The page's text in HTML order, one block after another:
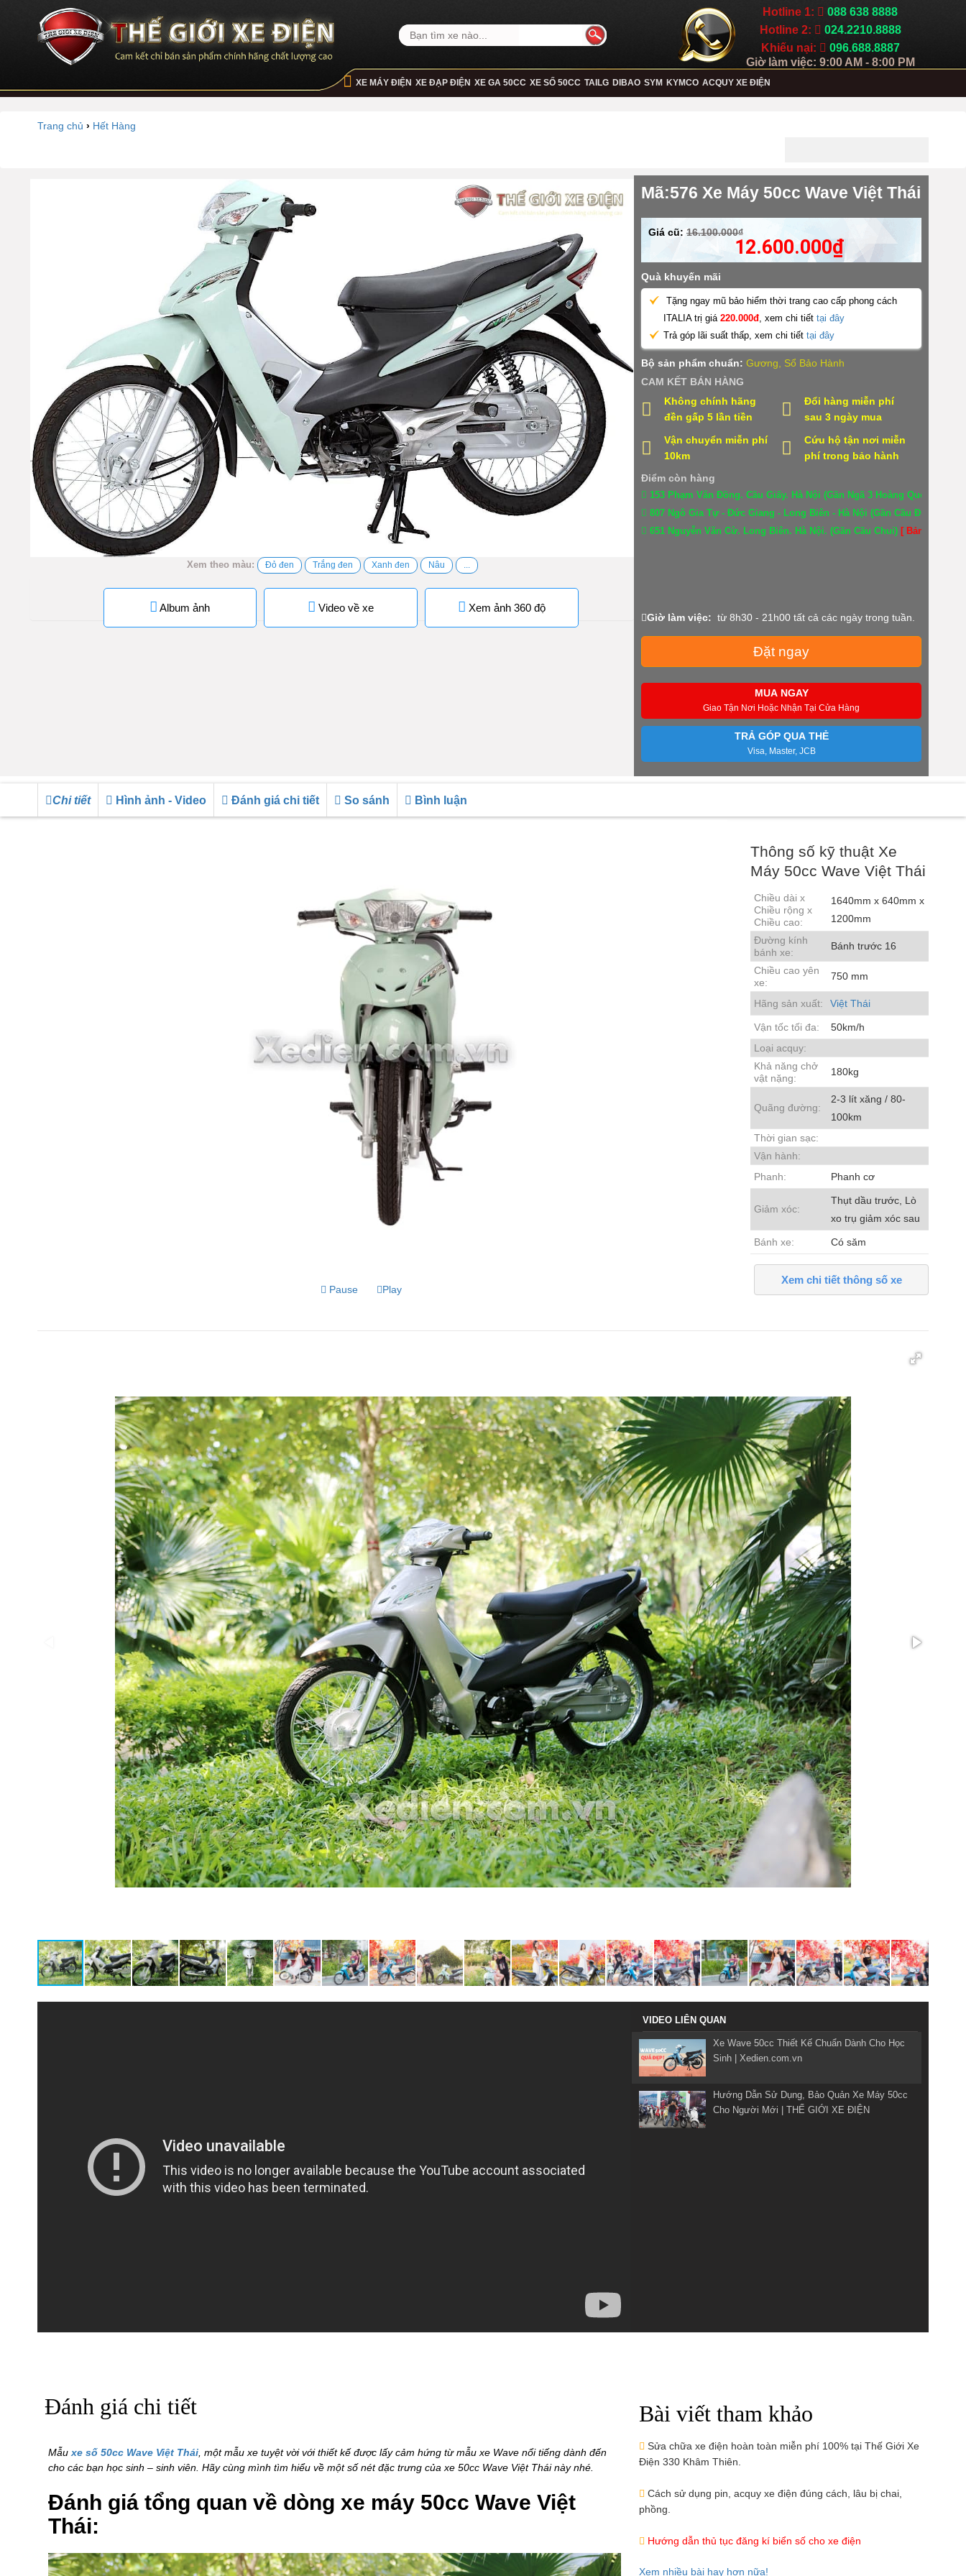
Hotline 1:
088 638 8888
Hotline 2:
024.2210.8888
Khiếu nại:
096.688.8887
Giờ làm việc: 9:00 AM - 8:00 PM
XE MÁY ĐIỆN XE ĐẠP ĐIỆN XE GA 50CC XE SỐ 50CC TAILG DIBAO SYM KYMCO ACQUY XE ĐIỆN
Trang chủ › Hết Hàng
Xem theo màu: Đỏ đen Trắng đen Xanh đen Nâu ...
Album ảnh Video về xe Xem ảnh 360 độ
Mã:576 Xe Máy 50cc Wave Việt Thái
Giá cũ: 16.100.000₫
12.600.000₫
Quà khuyến mãi
Tặng ngay mũ bảo hiểm thời trang cao cấp phong cách
ITALIA trị giá 220.000đ, xem chi tiết tại đây
Trả góp lãi suất thấp, xem chi tiết tại đây
Bộ sản phẩm chuẩn: Gương, Sổ Bảo Hành
CAM KẾT BÁN HÀNG
Không chính hãng
đền gấp 5 lần tiền
Đổi hàng miễn phí
sau 3 ngày mua
Vận chuyển miễn phí
10km
Cứu hộ tận nơi miễn
phí trong bảo hành
Điểm còn hàng
153 Phạm Văn Đồng. Cầu Giấy. Hà Nội (Gần Ngã 3 Hoàng Quốc Việt)
807 Ngô Gia Tự - Đức Giang - Long Biên - Hà Nội (Gần Cầu Đuông)
651 Nguyễn Văn Cừ. Long Biên. Hà Nội. (Gần Cầu Chui) [ Bản đồ ]
Giờ làm việc: từ 8h30 - 21h00 tất cả các ngày trong tuần.
Đặt ngay
MUA NGAY
Giao Tận Nơi Hoặc Nhận Tại Cửa Hàng
TRẢ GÓP QUA THẺ
Visa, Master, JCB
Chi tiết Hình ảnh - Video Đánh giá chi tiết So sánh Bình luận
Pause Play
Thông số kỹ thuật Xe
Máy 50cc Wave Việt Thái
Chiều dài x
Chiều rộng x
Chiều cao:
1640mm x 640mm x
1200mm
Đường kính
bánh xe:
Bánh trước 16
Chiều cao yên
xe:
750 mm
Hãng sản xuất: Việt Thái
Vận tốc tối đa:
50km/h
Loại acquy:
Khả năng chở
vật nặng:
180kg
Quãng đường:
2-3 lít xăng / 80-
100km
Thời gian sạc:
Vận hành:
Phanh:
Phanh cơ
Giảm xóc:
Thụt dầu trước, Lò
xo trụ giảm xóc sau
Bánh xe: Có săm
Xem chi tiết thông số xe
VIDEO LIÊN QUAN
Xe Wave 50cc Thiết Kế Chuẩn Dành Cho Học
Sinh | Xedien.com.vn
Hướng Dẫn Sử Dụng, Bảo Quản Xe Máy 50cc
Cho Người Mới | THẾ GIỚI XE ĐIỆN
Đánh giá chi tiết
Mẫu xe số 50cc Wave Việt Thái , một mẫu xe tuyệt vời với thiết kế được lấy cảm hứng từ mẫu xe Wave nổi tiếng dành đến
cho các bạn học sinh – sinh viên. Hãy cùng mình tìm hiểu về một số nét đặc trưng của xe 50cc Wave Việt Thái này nhé.
Đánh giá tổng quan về dòng xe máy 50cc Wave Việt
Thái:
Bài viết tham khảo
Sửa chữa xe điện hoàn toàn miễn phí 100% tại Thế Giới Xe
Điện 330 Khâm Thiên.
Cách sử dụng pin, acquy xe điện đúng cách, lâu bị chai,
phồng.
Hướng dẫn thủ tục đăng kí biển số cho xe điện
Xem nhiều bài hay hơn nữa!